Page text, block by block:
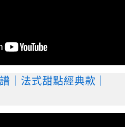
｜法式甜點經典款｜